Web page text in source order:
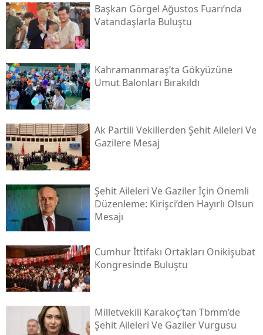
Başkan Görgel Ağustos Fuarı’nda
Vatandaşlarla Buluştu
Kahramanmaraş’ta Gökyüzüne
Umut Balonları Bırakıldı
Ak Partili Vekillerden Şehit Aileleri Ve
Gazilere Mesaj
Şehit Aileleri Ve Gaziler İçin Önemli
Düzenleme: Kirişci’den Hayırlı Olsun
Mesajı
Cumhur İttifakı Ortakları Onikişubat
Kongresinde Buluştu
Milletvekili Karakoç’tan Tbmm’de
Şehit Aileleri Ve Gaziler Vurgusu